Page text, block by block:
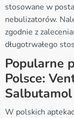
stosowane w
nebulizatorów.
zgodnie z
długotrwałego
Popularne
Polsce:
Salbutamol
W polskich